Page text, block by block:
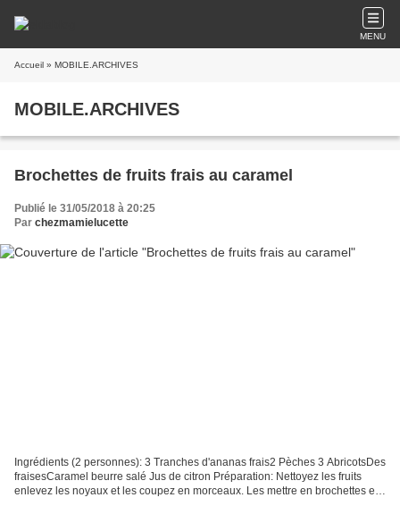
MENU
Accueil » MOBILE.ARCHIVES
MOBILE.ARCHIVES
Brochettes de fruits frais au caramel
Publié le 31/05/2018 à 20:25
Par chezmamielucette
Ingrédients (2 personnes): 3 Tranches d'ananas frais2 Pèches 3 AbricotsDes
fraisesCaramel beurre salé Jus de citron Préparation: Nettoyez les fruits
enlevez les noyaux et les coupez en morceaux. Les mettre en brochettes et